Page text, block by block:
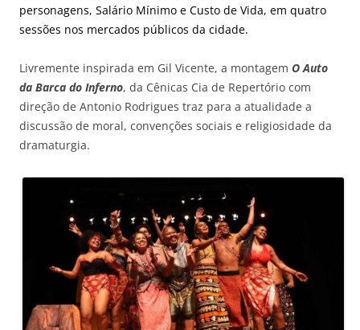
personagens, Salário Mínimo e Custo de Vida, em quatro
sessões nos mercados públicos da cidade.
Livremente inspirada em Gil Vicente, a montagem O Auto
da Barca do Inferno, da Cênicas Cia de Repertório com
direção de Antonio Rodrigues traz para a atualidade a
discussão de moral, convenções sociais e religiosidade da
dramaturgia.